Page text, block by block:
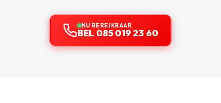
NU BEREIKBAAR
BEL 085 019 23 60